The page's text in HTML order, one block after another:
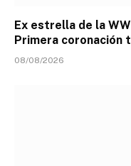
Ex estrella de la
Primera coronación
08/08/2026